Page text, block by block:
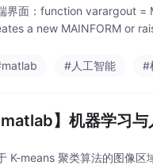
界面：function varargout =
a new MAINFORM or
#人工智能 #
matlab】机器学习
K-means 聚类算法的图像区